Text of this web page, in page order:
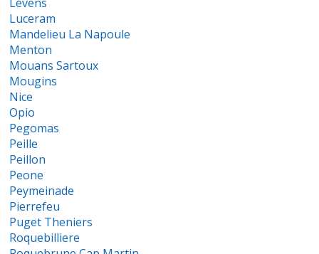
Luceram
Mandelieu La Napoule
Menton
Mouans Sartoux
Mougins
Nice
Opio
Pegomas
Peille
Peillon
Peone
Peymeinade
Pierrefeu
Puget Theniers
Roquebilliere